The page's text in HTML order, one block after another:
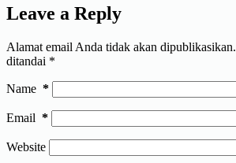
Leave a Reply
Alamat email Anda tidak akan dipublikasikan.
ditandai *
Name *
Email *
Website